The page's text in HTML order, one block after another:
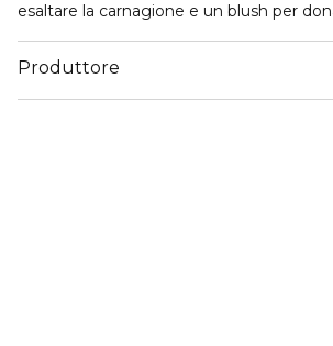
esaltare la carnagione e un blush per
pelle come una crema per donare
senza creare l'effetto polvere. La pelle è
più bella. Phyto-Touche si fonde con la
Produttore